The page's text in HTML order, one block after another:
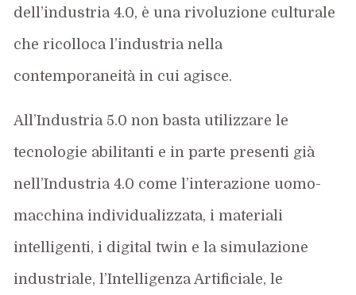
dell’industria 4.0, è una rivoluzione culturale
che ricolloca l’industria nella
contemporaneità in cui agisce.
All’Industria 5.0 non basta utilizzare le
tecnologie abilitanti e in parte presenti già
nell’Industria 4.0 come l’interazione uomo-
macchina individualizzata, i materiali
intelligenti, i digital twin e la simulazione
industriale, l’Intelligenza Artificiale, le